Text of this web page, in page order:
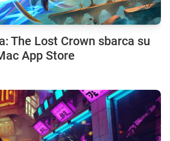
The Lost Crown sbarca su
App Store